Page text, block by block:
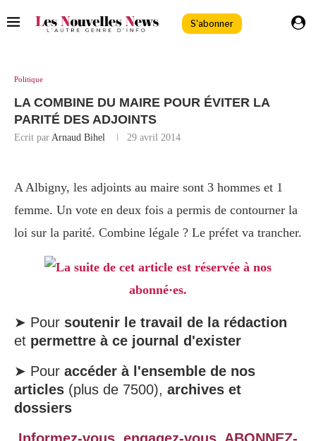
S'abonner
Politique
LA COMBINE DU MAIRE POUR ÉVITER LA
PARITÉ DES ADJOINTS
Ecrit par Arnaud Bihel 29 avril 2014
A Albigny, les adjoints au maire sont 3 hommes et 1
femme. Un vote en deux fois a permis de contourner la
loi sur la parité. Combine légale ? Le préfet va trancher.
La suite de cet article est réservée à nos
abonné·es.
➤ Pour soutenir le travail de la rédaction
et permettre à ce journal d'exister
➤ Pour accéder à l'ensemble de nos
articles (plus de 7500), archives et
dossiers